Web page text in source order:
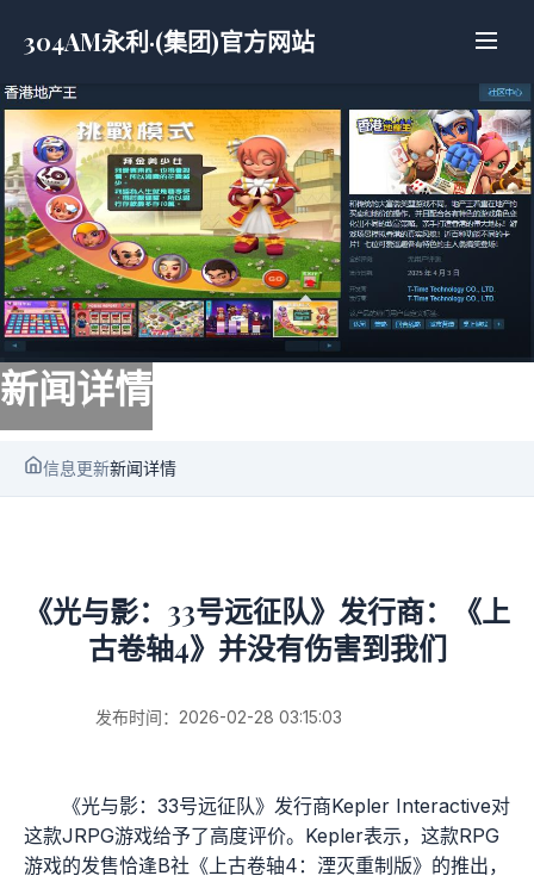
304AM永利·(集团)官方网站
新闻详情
信息更新新闻详情
《光与影：33号远征队》发行商：《上
古卷轴4》并没有伤害到我们
发布时间：2026-02-28 03:15:03
《光与影：33号远征队》发行商Kepler Interactive对
这款JRPG游戏给予了高度评价。Kepler表示，这款RPG
游戏的发售恰逢B社《上古卷轴4：湮灭重制版》的推出，